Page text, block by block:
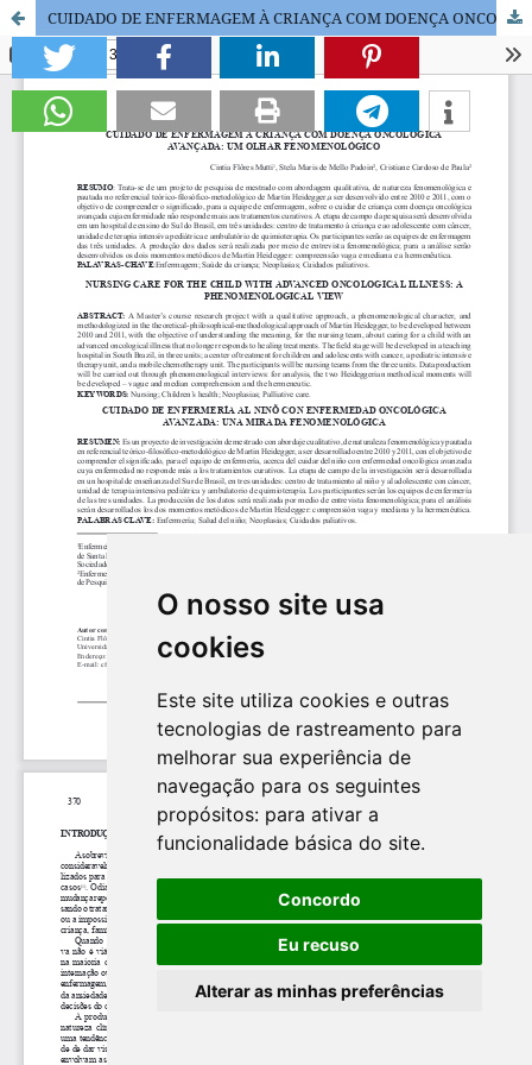
O nosso site usa
cookies
Este site utiliza cookies e outras
tecnologias de rastreamento para
melhorar sua experiência de
navegação para os seguintes
propósitos: para ativar a
funcionalidade básica do site.
Concordo
Eu recuso
Alterar as minhas preferências
CUIDADO DE ENFERMAGEM À CRIANÇA COM DOENÇA ONCOLÓGICA AVANÇADA: UM OLHAR FENOMENOLÓGICO